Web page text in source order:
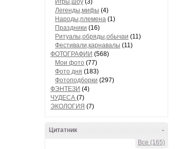
Игры,шоу (3)
Легенды,мифы (4)
Народы,племена (1)
Праздники (16)
Ритуалы,обряды,обычаи (11)
Фестивали,карнавалы (11)
ФОТОГРАФИИ (568)
Мои фото (77)
Фото дня (183)
Фотоподборки (297)
ФЭНТЕЗИ (4)
ЧУДЕСА (7)
ЭКОЛОГИЯ (7)
-
Цитатник
Все (165)